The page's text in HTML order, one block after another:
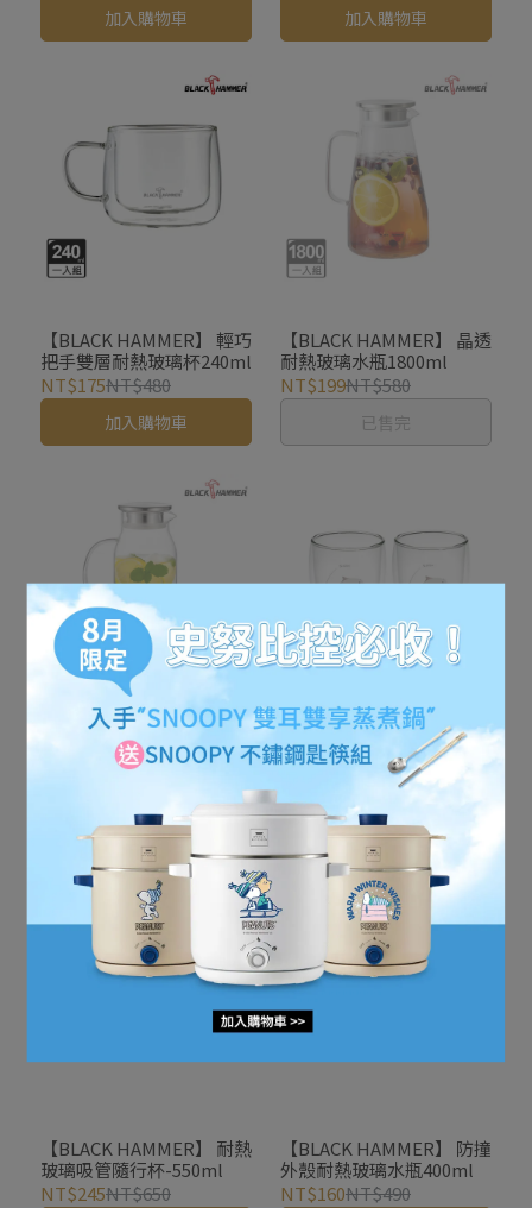
加入購物車 加入購物車
【BLACK HAMMER】 輕巧
把手雙層耐熱玻璃杯240ml
NT$175NT$480
加入購物車
【BLACK HAMMER】 晶透
耐熱玻璃水瓶1800ml
NT$199NT$580
已售完
【BLACK HAMMER】 晶透
耐熱玻璃水瓶1750ml
已售完
【BLACK HAMMER】 雙層
耐熱玻璃杯360ml（兩入
NT$900
加入購物車
【BLACK HAMMER】 耐熱
玻璃吸管隨行杯-550ml
NT$245NT$650
【BLACK HAMMER】 防撞
外殼耐熱玻璃水瓶400ml
NT$160NT$490